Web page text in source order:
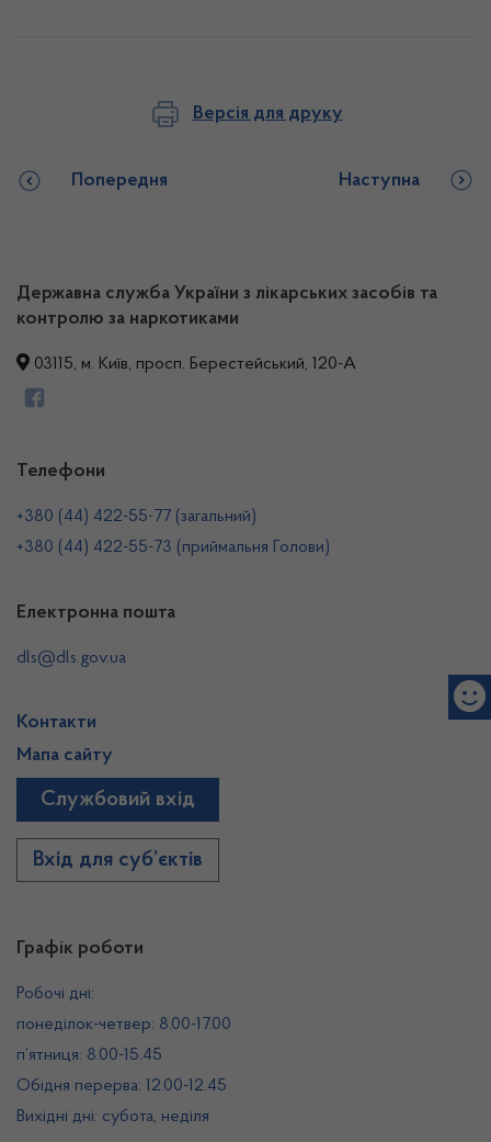
Версія для друку
Попередня Наступна
Державна служба України з лікарських засобів та
контролю за наркотиками
03115, м. Київ, просп. Берестейський, 120-А
Графік роботи
Робочі дні:
понеділок-четвер: 8.00-17.00
п’ятниця: 8.00-15.45
Обідня перерва: 12.00-12.45
Вихідні дні: субота, неділя
Телефони
+380 (44) 422-55-77 (загальний)
+380 (44) 422-55-73 (приймальня Голови)
Електронна пошта
dls@dls.gov.ua
Контакти
Мапа сайту
Службовий вхід
Вхід для суб’єктів